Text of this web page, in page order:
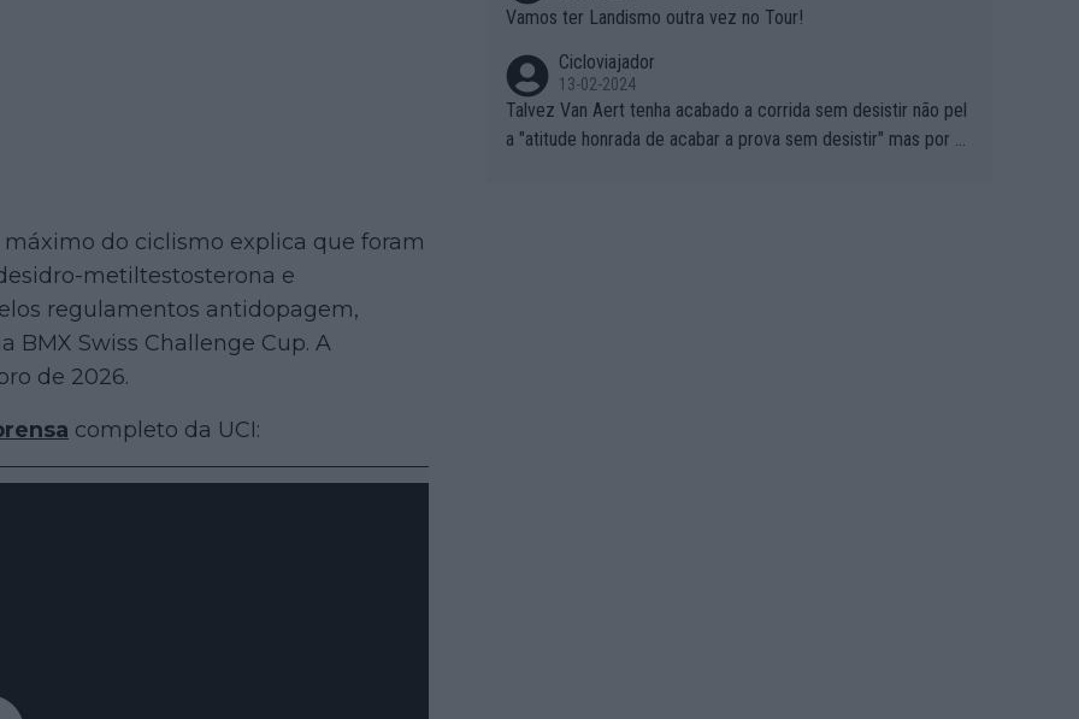
do ciclismo explica que foram
metiltestosterona e
regulamentos antidopagem,
BMX Swiss Challenge Cup. A
de 2026.
completo da UCI:
Vamos ter Landismo outra vez no Tour!
Cicloviajador
13-02-2024
Talvez Van Aert tenha acabado a corrida sem desistir não pel
a "atitude honrada de acabar a prova sem desistir" mas por ou